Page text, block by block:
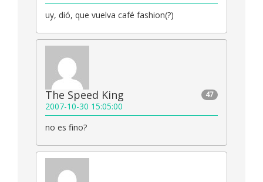
uy, dió, que vuelva café fashion(?)
47
The Speed King
2007-10-30 15:05:00
no es fino?